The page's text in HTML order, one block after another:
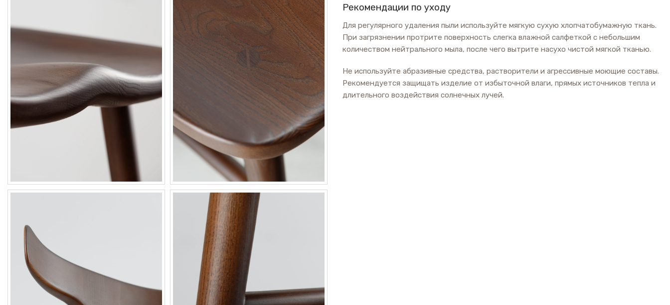
Рекомендации по уходу
Для регулярного удаления пыли используйте мягкую сухую хлопчатобумажную ткань.
При загрязнении протрите поверхность слегка влажной салфеткой с небольшим
количеством нейтрального мыла, после чего вытрите насухо чистой мягкой тканью.
Не используйте абразивные средства, растворители и агрессивные моющие составы.
Рекомендуется защищать изделие от избыточной влаги, прямых источников тепла и
длительного воздействия солнечных лучей.